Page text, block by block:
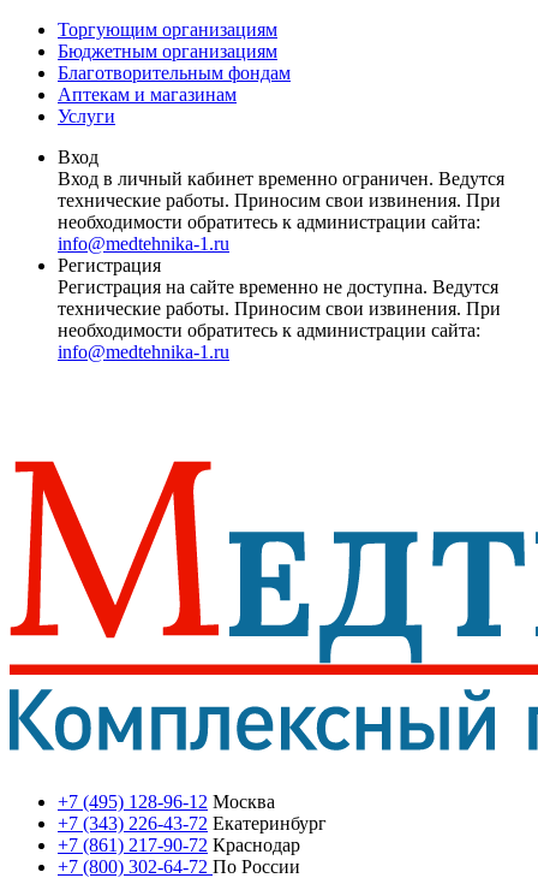
Торгующим организациям
Бюджетным организациям
Благотворительным фондам
Аптекам и магазинам
Услуги
Вход
Вход в личный кабинет временно ограничен. Ведутся
технические работы. Приносим свои извинения. При
необходимости обратитесь к администрации сайта:
info@medtehnika-1.ru
Регистрация
Регистрация на сайте временно не доступна. Ведутся
технические работы. Приносим свои извинения. При
необходимости обратитесь к администрации сайта:
info@medtehnika-1.ru
+7 (495) 128-96-12 Москва
+7 (343) 226-43-72 Екатеринбург
+7 (861) 217-90-72 Краснодар
+7 (800) 302-64-72 По России